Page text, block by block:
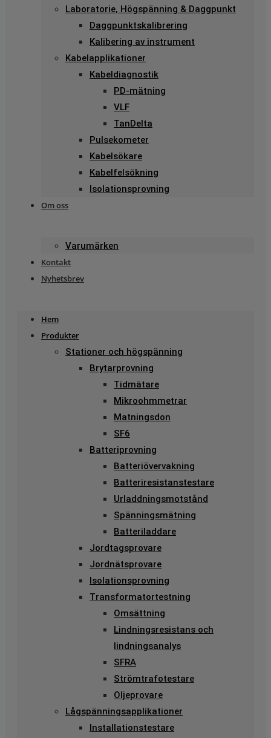
Laboratorie, Högspänning & Daggpunkt
Daggpunktskalibrering
Kalibering av instrument
Kabelapplikationer
Kabeldiagnostik
PD-mätning
VLF
TanDelta
Pulsekometer
Kabelsökare
Kabelfelsökning
Isolationsprovning
Om oss
Varumärken
Kontakt
Nyhetsbrev
Hem
Produkter
Stationer och högspänning
Brytarprovning
Tidmätare
Mikroohmmetrar
Matningsdon
SF6
Batteriprovning
Batteriövervakning
Batteriresistanstestare
Urladdningsmotstånd
Spänningsmätning
Batteriladdare
Jordtagsprovare
Jordnätsprovare
Isolationsprovning
Transformatortestning
Omsättning
Lindningsresistans och
lindningsanalys
SFRA
Strömtrafotestare
Oljeprovare
Lågspänningsapplikationer
Installationstestare